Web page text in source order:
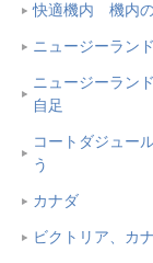
快適機内 機内
ニュージーランド
ニュージーラン
自足
コートダジュー
う
カナダ
ビクトリア、カ